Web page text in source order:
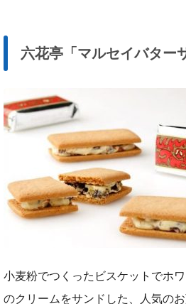
六花亭「マルセイバター
小麦粉でつくったビスケットでホ
のクリームをサンドした、人気のお